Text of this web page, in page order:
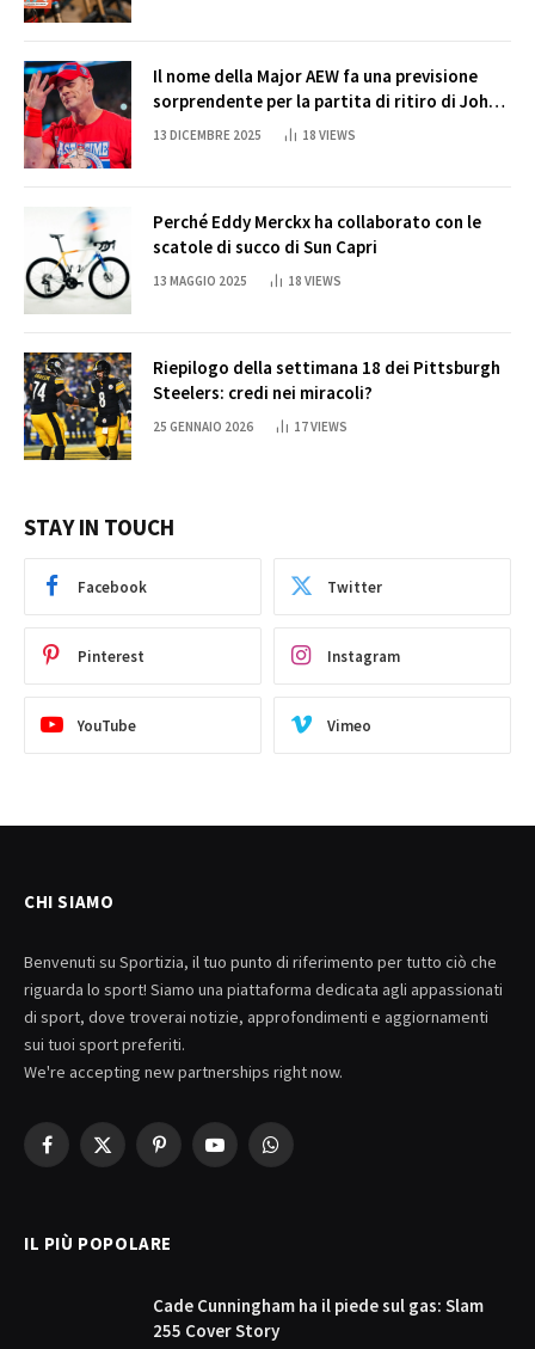
Il nome della Major AEW fa una previsione
sorprendente per la partita di ritiro di John
Cena
13 DICEMBRE 2025 18 VIEWS
Perché Eddy Merckx ha collaborato con le
scatole di succo di Sun Capri
13 MAGGIO 2025 18 VIEWS
Riepilogo della settimana 18 dei Pittsburgh
Steelers: credi nei miracoli?
25 GENNAIO 2026 17VIEWS
STAY IN TOUCH
Facebook Twitter
Pinterest Instagram
YouTube Vimeo
CHI SIAMO
Benvenuti su Sportizia, il tuo punto di riferimento per tutto ciò che
riguarda lo sport! Siamo una piattaforma dedicata agli appassionati
di sport, dove troverai notizie, approfondimenti e aggiornamenti
sui tuoi sport preferiti.
We're accepting new partnerships right now.
Facebook
X
PinterestYouTubeWhatsApp
IL PIÙ POPOLARE
Cade Cunningham ha il piede sul gas: Slam
255 Cover Story